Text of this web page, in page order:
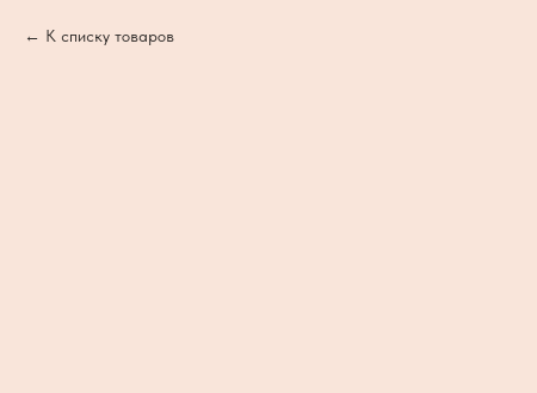
К списку товаров